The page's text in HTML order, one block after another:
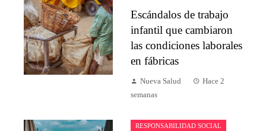
Escándalos de trabajo
infantil que cambiaron
las condiciones laborales
en fábricas
Nueva Salud
Hace 2
semanas
RESPONSABILIDAD SOCIAL